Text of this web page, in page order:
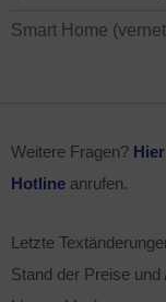
Smart Home
Weitere Fragen?
Hotline anrufen.
Letzte
Stand der Preise